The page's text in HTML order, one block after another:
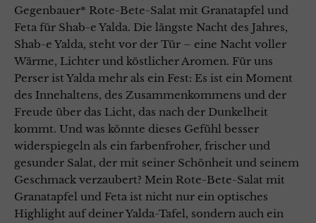
Gegenbauer* Rote-Bete-Salat mit Granatapfel und
Feta für Shab-e Yalda. Die längste Nacht des Jahres,
Shab-e Yalda, steht vor der Tür – eine Nacht voller
Wärme, Lichter und köstlicher Aromen. Für uns
Perser ist Yalda mehr als ein Fest: Es ist ein Moment
des Innehaltens, des Zusammenkommens und der
Freude über das Licht, das nach der Dunkelheit
kommt. Und was könnte dieses Gefühl besser
widerspiegeln als ein farbenfroher, frischer und
gesunder Salat, der mit seiner Schönheit und seinem
Geschmack verzaubert? Mein Rote-Bete-Salat mit
Granatapfel und Feta ist nicht nur ein optisches
Highlight auf deiner Yalda-Tafel, sondern auch ein